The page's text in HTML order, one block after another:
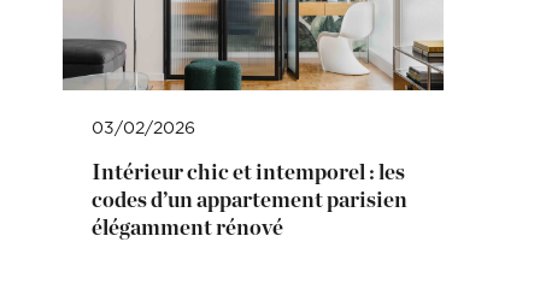
03/02/2026
Intérieur chic et intemporel : les
codes d’un appartement parisien
élégamment rénové